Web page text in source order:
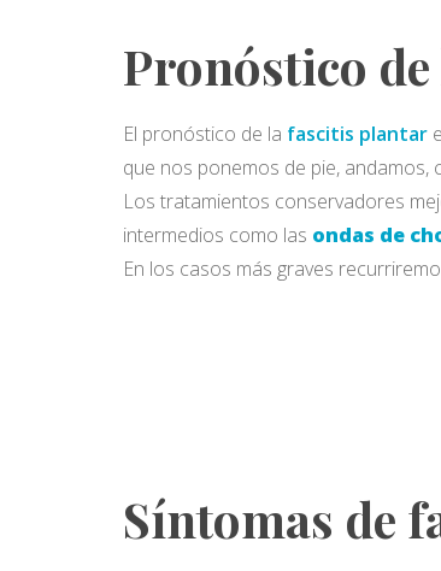
Pronóstico
El pronóstico de la fascitis plantar
que nos ponemos de pie, andamos,
Los tratamientos conservadores
intermedios como las ondas de
En los casos más graves
Síntomas de